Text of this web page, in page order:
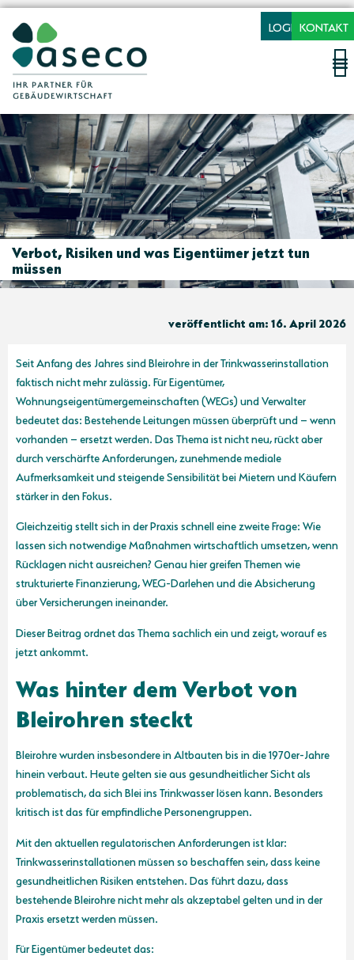
LOGINKONTAKT
Verbot, Risiken und was Eigentümer jetzt tun
müssen
veröffentlicht am: 16. April 2026
Seit Anfang des Jahres sind Bleirohre in der Trinkwasserinstallation
faktisch nicht mehr zulässig. Für Eigentümer,
Wohnungseigentümergemeinschaften (WEGs) und Verwalter
bedeutet das: Bestehende Leitungen müssen überprüft und – wenn
vorhanden – ersetzt werden. Das Thema ist nicht neu, rückt aber
durch verschärfte Anforderungen, zunehmende mediale
Aufmerksamkeit und steigende Sensibilität bei Mietern und Käufern
stärker in den Fokus.
Gleichzeitig stellt sich in der Praxis schnell eine zweite Frage: Wie
lassen sich notwendige Maßnahmen wirtschaftlich umsetzen, wenn
Rücklagen nicht ausreichen? Genau hier greifen Themen wie
strukturierte Finanzierung, WEG-Darlehen und die Absicherung
über Versicherungen ineinander.
Dieser Beitrag ordnet das Thema sachlich ein und zeigt, worauf es
jetzt ankommt.
Was hinter dem Verbot von
Bleirohren steckt
Bleirohre wurden insbesondere in Altbauten bis in die 1970er-Jahre
hinein verbaut. Heute gelten sie aus gesundheitlicher Sicht als
problematisch, da sich Blei ins Trinkwasser lösen kann. Besonders
kritisch ist das für empfindliche Personengruppen.
Mit den aktuellen regulatorischen Anforderungen ist klar:
Trinkwasserinstallationen müssen so beschaffen sein, dass keine
gesundheitlichen Risiken entstehen. Das führt dazu, dass
bestehende Bleirohre nicht mehr als akzeptabel gelten und in der
Praxis ersetzt werden müssen.
Für Eigentümer bedeutet das: